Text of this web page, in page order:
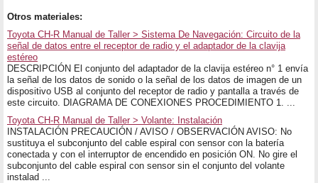
Otros materiales:
Toyota CH-R Manual de Taller > Sistema De Navegación: Circuito de la
señal de datos entre el receptor de radio y el adaptador de la clavija
estéreo
DESCRIPCIÓN El conjunto del adaptador de la clavija estéreo n° 1 envía
la señal de los datos de sonido o la señal de los datos de imagen de un
dispositivo USB al conjunto del receptor de radio y pantalla a través de
este circuito. DIAGRAMA DE CONEXIONES PROCEDIMIENTO 1. ...
Toyota CH-R Manual de Taller > Volante: Instalación
INSTALACIÓN PRECAUCIÓN / AVISO / OBSERVACIÓN AVISO: No
sustituya el subconjunto del cable espiral con sensor con la batería
conectada y con el interruptor de encendido en posición ON. No gire el
subconjunto del cable espiral con sensor sin el conjunto del volante
instalad ...